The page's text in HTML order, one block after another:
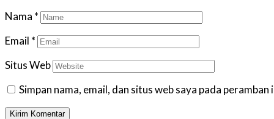
Nama *
Email *
Situs Web
Simpan nama, email, dan situs web saya pada